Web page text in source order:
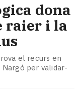
dona
raier i la
el recurs en
per validar-